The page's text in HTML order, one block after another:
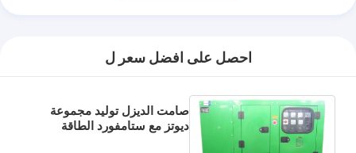
احصل على افضل سعر ل
صامت الديزل توليد مجموعة
ديوتز مع ستامفورد الطاقة